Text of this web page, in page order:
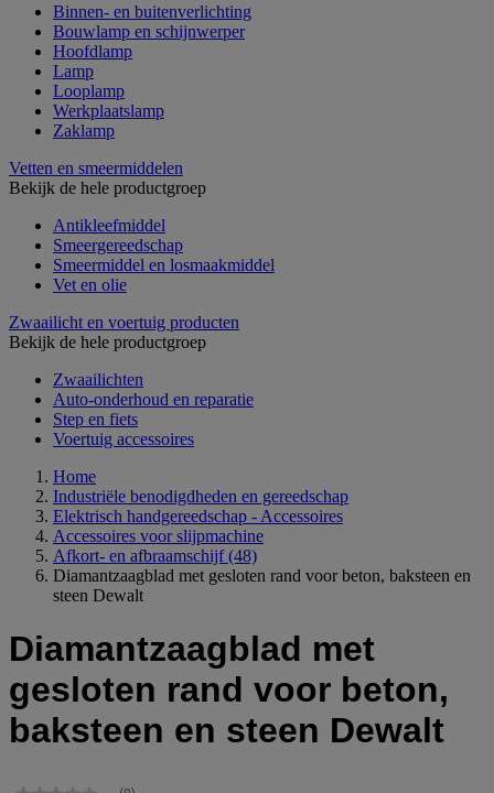
Binnen- en buitenverlichting
Bouwlamp en schijnwerper
Hoofdlamp
Lamp
Looplamp
Werkplaatslamp
Zaklamp
Vetten en smeermiddelen
Bekijk de hele productgroep
Antikleefmiddel
Smeergereedschap
Smeermiddel en losmaakmiddel
Vet en olie
Zwaailicht en voertuig producten
Bekijk de hele productgroep
Zwaailichten
Auto-onderhoud en reparatie
Step en fiets
Voertuig accessoires
Home
Industriële benodigdheden en gereedschap
Elektrisch handgereedschap - Accessoires
Accessoires voor slijpmachine
Afkort- en afbraamschijf (48)
Diamantzaagblad met gesloten rand voor beton, baksteen en
steen Dewalt
Diamantzaagblad met
gesloten rand voor beton,
baksteen en steen Dewalt